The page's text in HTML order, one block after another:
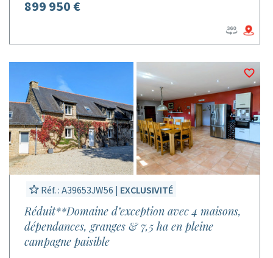
899 950 €
Réf. : A39653JW56 | EXCLUSIVITÉ
Réduit**Domaine d’exception avec 4 maisons,
dépendances, granges & 7,5 ha en pleine
campagne paisible